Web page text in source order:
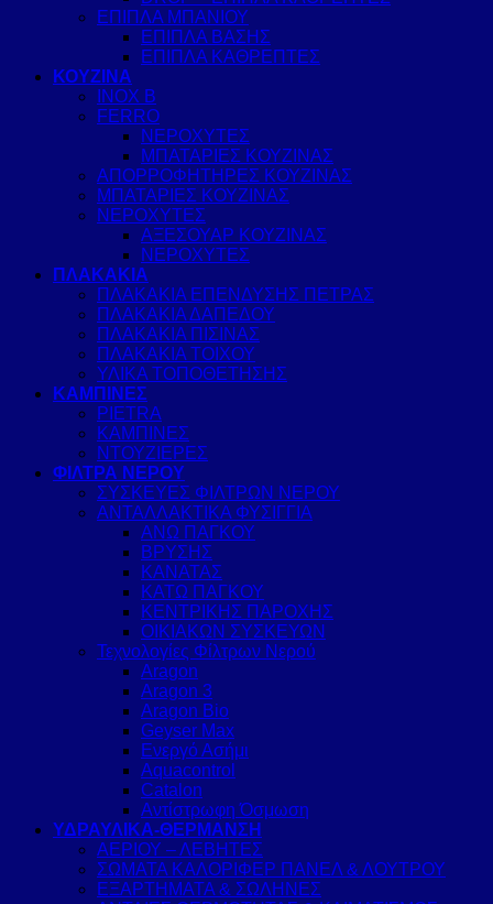
ΕΠΙΠΛΑ ΜΠΑΝΙΟΥ
ΕΠΙΠΛΑ ΒΑΣΗΣ
ΕΠΙΠΛΑ ΚΑΘΡΕΠΤΕΣ
ΚΟΥΖΙΝΑ
INOX B
FERRO
ΝΕΡΟΧΥΤΕΣ
ΜΠΑΤΑΡΙΕΣ ΚΟΥΖΙΝΑΣ
ΑΠΟΡΡΟΦΗΤΗΡΕΣ ΚΟΥΖΙΝΑΣ
ΜΠΑΤΑΡΙΕΣ ΚΟΥΖΙΝΑΣ
ΝΕΡΟΧΥΤΕΣ
ΑΞΕΣΟΥΑΡ ΚΟΥΖΙΝΑΣ
ΝΕΡΟΧΥΤΕΣ
ΠΛΑΚΑΚΙΑ
ΠΛΑΚΑΚΙΑ ΕΠΕΝΔΥΣΗΣ ΠΕΤΡΑΣ
ΠΛΑΚΑΚΙΑ ΔΑΠΕΔΟΥ
ΠΛΑΚΑΚΙΑ ΠΙΣΙΝΑΣ
ΠΛΑΚΑΚΙΑ ΤΟΙΧΟΥ
ΥΛΙΚΑ ΤΟΠΟΘΕΤΗΣΗΣ
ΚΑΜΠΙΝΕΣ
PIETRA
ΚΑΜΠΙΝΕΣ
ΝΤΟΥΖΙΕΡΕΣ
ΦΙΛΤΡΑ ΝΕΡΟΥ
ΣΥΣΚΕΥΕΣ ΦΙΛΤΡΩΝ ΝΕΡΟΥ
ΑΝΤΑΛΛΑΚΤΙΚΑ ΦΥΣΙΓΓΙΑ
ΑΝΩ ΠΑΓΚΟΥ
ΒΡΥΣΗΣ
ΚΑΝΑΤΑΣ
ΚΑΤΩ ΠΑΓΚΟΥ
ΚΕΝΤΡΙΚΗΣ ΠΑΡΟΧΗΣ
ΟΙΚΙΑΚΩΝ ΣΥΣΚΕΥΩΝ
Τεχνολογίες Φίλτρων Νερού
Aragon
Aragon 3
Aragon Bio
Geyser Max
Ενεργό Ασήμι
Aquacontrol
Catalon
Αντίστρωφη Όσμωση
ΥΔΡΑΥΛΙΚΑ-ΘΕΡΜΑΝΣΗ
ΑΕΡΙΟΥ – ΛΕΒΗΤΕΣ
ΣΩΜΑΤΑ ΚΑΛΟΡΙΦΕΡ ΠΑΝΕΛ & ΛΟΥΤΡΟΥ
ΕΞΑΡΤΗΜΑΤΑ & ΣΩΛΗΝΕΣ